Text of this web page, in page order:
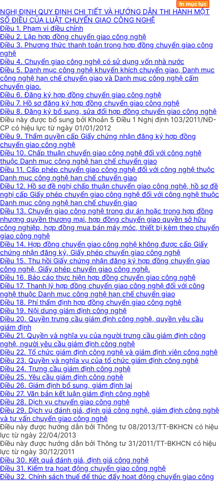
In mục lục
NGHỊ ĐỊNH QUY ĐỊNH CHI TIẾT VÀ HƯỚNG DẪN THI HÀNH MỘT
SỐ ĐIỀU CỦA LUẬT CHUYỂN GIAO CÔNG NGHỆ
Điều 1. Phạm vi điều chỉnh
Điều 2. Lập hợp đồng chuyển giao công nghệ
Điều 3. Phương thức thanh toán trong hợp đồng chuyển giao công
nghệ
Điều 4. Chuyển giao công nghệ có sử dụng vốn nhà nước
Điều 5. Danh mục công nghệ khuyến khích chuyển giao, Danh mục
công nghệ hạn chế chuyển giao và Danh mục công nghệ cấm
chuyển giao.
Điều 6. Đăng ký hợp đồng chuyển giao công nghệ
Điều 7. Hồ sơ đăng ký hợp đồng chuyển giao công nghệ
Điều 8. Đăng ký bổ sung, sửa đổi hợp đồng chuyển giao công nghệ
Điều này được bổ sung bởi Khoản 5 Điều 1 Nghị định 103/2011/NĐ-
CP có hiệu lực từ ngày 01/01/2012
Điều 9. Thẩm quyền cấp Giấy chứng nhận đăng ký hợp đồng
chuyển giao công nghệ
Điều 10. Chấp thuận chuyển giao công nghệ đối với công nghệ
thuộc Danh mục công nghệ hạn chế chuyển giao
Điều 11. Cấp phép chuyển giao công nghệ đối với công nghệ thuộc
Danh mục công nghệ hạn chế chuyển giao
Điều 12. Hồ sơ đề nghị chấp thuận chuyển giao công nghệ, hồ sơ đề
nghị cấp Giấy phép chuyển giao công nghệ đối với công nghệ thuộc
Danh mục công nghệ hạn chế chuyển giao
Điều 13. Chuyển giao công nghệ trong dự án hoặc trong hợp đồng
nhượng quyền thương mại, hợp đồng chuyển giao quyền sở hữu
công nghiệp, hợp đồng mua bán máy móc, thiết bị kèm theo chuyển
giao công nghệ
Điều 14. Hợp đồng chuyển giao công nghệ không được cấp Giấy
chứng nhận đăng ký, Giấy phép chuyển giao công nghệ
Điều 15. Thu hồi Giấy chứng nhận đăng ký hợp đồng chuyển giao
công nghệ, Giấy phép chuyển giao công nghệ.
Điều 16. Báo cáo thực hiện hợp đồng chuyển giao công nghệ
Điều 17. Thanh lý hợp đồng chuyển giao công nghệ đối với công
nghệ thuộc Danh mục công nghệ hạn chế chuyển giao
Điều 18. Phí thẩm định hợp đồng chuyển giao công nghệ
Điều 19. Nội dung giám định công nghệ
Điều 20. Quyền trưng cầu giám định công nghệ, quyền yêu cầu
giám định
Điều 21. Quyền và nghĩa vụ của người trưng cầu giám định công
nghệ, người yêu cầu giám định công nghệ
Điều 22. Tổ chức giám định công nghệ và giám định viên công nghệ
Điều 23. Quyền và nghĩa vụ của tổ chức giám định công nghệ
Điều 24. Trưng cầu giám định công nghệ
Điều 25. Yêu cầu giám định công nghệ
Điều 26. Giám định bổ sung, giám định lại
Điều 27. Văn bản kết luận giám định công nghệ
Điều 28. Dịch vụ chuyển giao công nghệ
Điều 29. Dịch vụ đánh giá, định giá công nghệ, giám định công nghệ
và tư vấn chuyển giao công nghệ
Điều này được hướng dẫn bởi Thông tư 08/2013/TT-BKHCN có hiệu
lực từ ngày 22/04/2013
Điều này được hướng dẫn bởi Thông tư 31/2011/TT-BKHCN có hiệu
lực từ ngày 30/12/2011
Điều 30. Kết quả đánh giá, định giá công nghệ
Điều 31. Kiểm tra hoạt động chuyển giao công nghệ
Điều 32. Chính sách thuế để thúc đẩy hoạt động chuyển giao công